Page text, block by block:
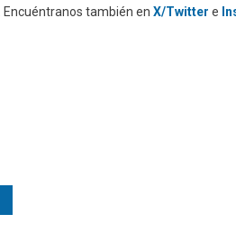
. Encuéntranos también en X/Twitter e